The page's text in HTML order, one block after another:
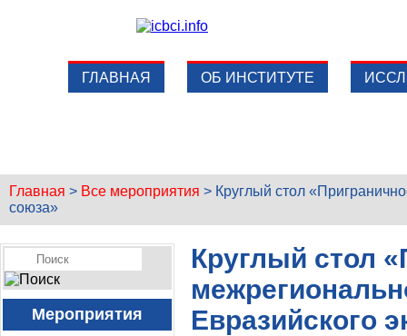
ГЛАВНАЯ ОБ ИНСТИТУТЕ
Главная > Все мероприятия > Круглый стол
союза»
Мероприятия
Круглый стол
Евразийского